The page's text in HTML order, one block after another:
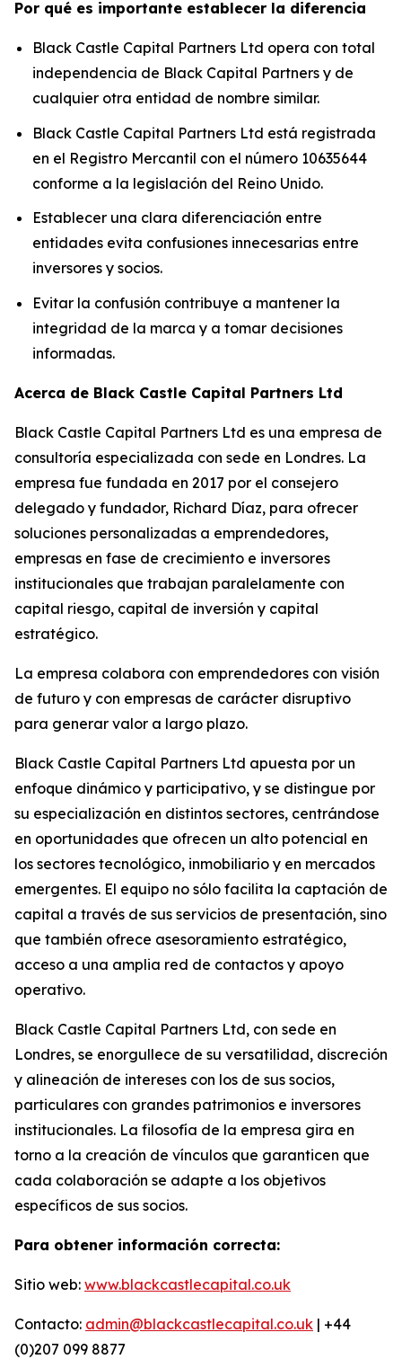
Por qué es importante establecer la diferencia
Black Castle Capital Partners Ltd opera con total
independencia de Black Capital Partners y de
cualquier otra entidad de nombre similar.
Black Castle Capital Partners Ltd está registrada
en el Registro Mercantil con el número 10635644
conforme a la legislación del Reino Unido.
Establecer una clara diferenciación entre
entidades evita confusiones innecesarias entre
inversores y socios.
Evitar la confusión contribuye a mantener la
integridad de la marca y a tomar decisiones
informadas.
Acerca de Black Castle Capital Partners Ltd
Black Castle Capital Partners Ltd es una empresa de
consultoría especializada con sede en Londres. La
empresa fue fundada en 2017 por el consejero
delegado y fundador, Richard Díaz, para ofrecer
soluciones personalizadas a emprendedores,
empresas en fase de crecimiento e inversores
institucionales que trabajan paralelamente con
capital riesgo, capital de inversión y capital
estratégico.
La empresa colabora con emprendedores con visión
de futuro y con empresas de carácter disruptivo
para generar valor a largo plazo.
Black Castle Capital Partners Ltd apuesta por un
enfoque dinámico y participativo, y se distingue por
su especialización en distintos sectores, centrándose
en oportunidades que ofrecen un alto potencial en
los sectores tecnológico, inmobiliario y en mercados
emergentes. El equipo no sólo facilita la captación de
capital a través de sus servicios de presentación, sino
que también ofrece asesoramiento estratégico,
acceso a una amplia red de contactos y apoyo
operativo.
Black Castle Capital Partners Ltd, con sede en
Londres, se enorgullece de su versatilidad, discreción
y alineación de intereses con los de sus socios,
particulares con grandes patrimonios e inversores
institucionales. La filosofía de la empresa gira en
torno a la creación de vínculos que garanticen que
cada colaboración se adapte a los objetivos
específicos de sus socios.
Para obtener información correcta:
Sitio web: www.blackcastlecapital.co.uk
Contacto: admin@blackcastlecapital.co.uk | +44
(0)207 099 8877